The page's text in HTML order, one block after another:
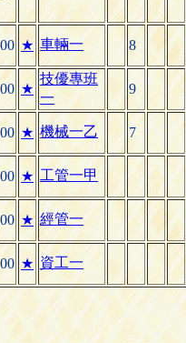
★ 車輛一 8
★
技優專班
一
9
★ 機械一乙 7
★ 工管一甲
★ 經管一
★ 資工一